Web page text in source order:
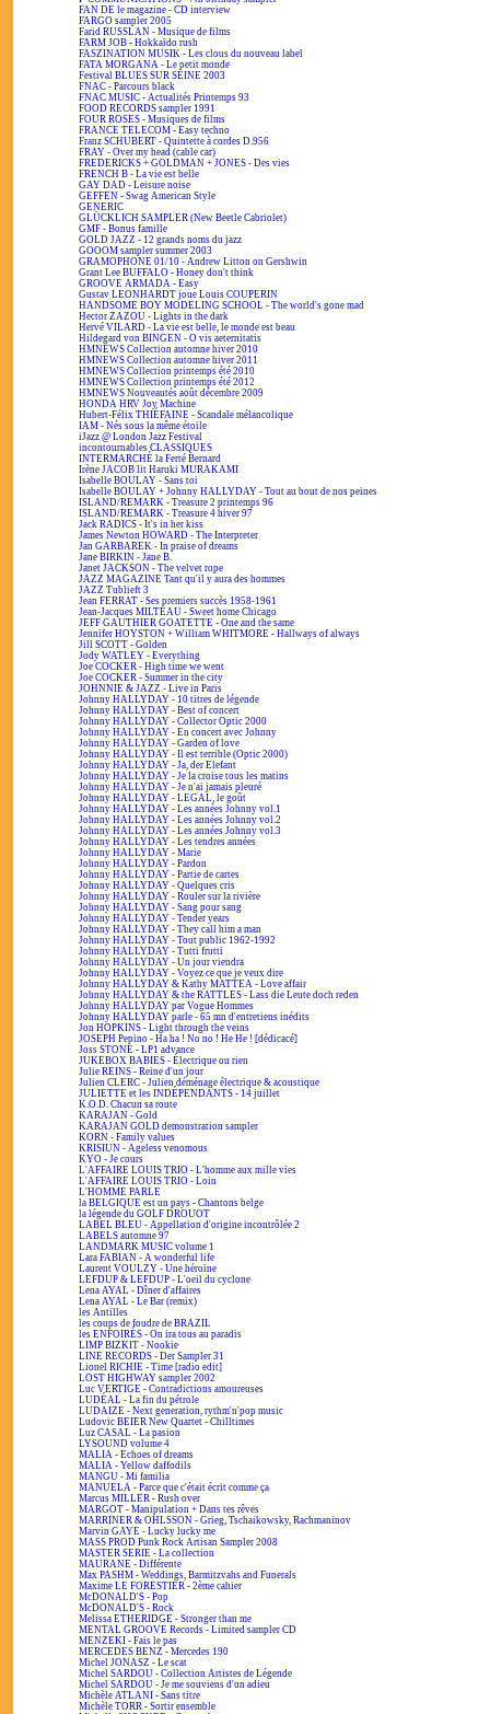
FAN DE le magazine - CD interview
FARGO sampler 2005
Farid RUSSLAN - Musique de films
FARM JOB - Hokkaïdo rush
FASZINATION MUSIK - Les clous du nouveau label
FATA MORGANA - Le petit monde
Festival BLUES SUR SEINE 2003
FNAC - Parcours black
FNAC MUSIC - Actualités Printemps 93
FOOD RECORDS sampler 1991
FOUR ROSES - Musiques de films
FRANCE TELECOM - Easy techno
Franz SCHUBERT - Quintette à cordes D.956
FRAY - Over my head (cable car)
FREDERICKS + GOLDMAN + JONES - Des vies
FRENCH B - La vie est belle
GAY DAD - Leisure noise
GEFFEN - Swag American Style
GENERIC
GLÜCKLICH SAMPLER (New Beetle Cabriolet)
GMF - Bonus famille
GOLD JAZZ - 12 grands noms du jazz
GOOOM sampler summer 2003
GRAMOPHONE 01/10 - Andrew Litton on Gershwin
Grant Lee BUFFALO - Honey don't think
GROOVE ARMADA - Easy
Gustav LEONHARDT joue Louis COUPERIN
HANDSOME BOY MODELING SCHOOL - The world's gone mad
Hector ZAZOU - Lights in the dark
Hervé VILARD - La vie est belle, le monde est beau
Hildegard von BINGEN - O vis aeternitatis
HMNEWS Collection automne hiver 2010
HMNEWS Collection automne hiver 2011
HMNEWS Collection printemps été 2010
HMNEWS Collection printemps été 2012
HMNEWS Nouveautés août décembre 2009
HONDA HRV Joy Machine
Hubert-Félix THIÉFAINE - Scandale mélancolique
IAM - Nés sous la même étoile
iJazz @ London Jazz Festival
incontournables CLASSIQUES
INTERMARCHÉ la Ferté Bernard
Irène JACOB lit Haruki MURAKAMI
Isabelle BOULAY - Sans toi
Isabelle BOULAY + Johnny HALLYDAY - Tout au bout de nos peines
ISLAND/REMARK - Treasure 2 printemps 96
ISLAND/REMARK - Treasure 4 hiver 97
Jack RADICS - It's in her kiss
James Newton HOWARD - The Interpreter
Jan GARBAREK - In praise of dreams
Jane BIRKIN - Jane B.
Janet JACKSON - The velvet rope
JAZZ MAGAZINE Tant qu'il y aura des hommes
JAZZ Tublieft 3
Jean FERRAT - Ses premiers succès 1958-1961
Jean-Jacques MILTEAU - Sweet home Chicago
JEFF GAUTHIER GOATETTE - One and the same
Jennifer HOYSTON + William WHITMORE - Hallways of always
Jill SCOTT - Golden
Jody WATLEY - Everything
Joe COCKER - High time we went
Joe COCKER - Summer in the city
JOHNNIE & JAZZ - Live in Paris
Johnny HALLYDAY - 10 titres de légende
Johnny HALLYDAY - Best of concert
Johnny HALLYDAY - Collector Optic 2000
Johnny HALLYDAY - En concert avec Johnny
Johnny HALLYDAY - Garden of love
Johnny HALLYDAY - Il est terrible (Optic 2000)
Johnny HALLYDAY - Ja, der Elefant
Johnny HALLYDAY - Je la croise tous les matins
Johnny HALLYDAY - Je n'ai jamais pleuré
Johnny HALLYDAY - LEGAL, le goût
Johnny HALLYDAY - Les années Johnny vol.1
Johnny HALLYDAY - Les années Johnny vol.2
Johnny HALLYDAY - Les années Johnny vol.3
Johnny HALLYDAY - Les tendres années
Johnny HALLYDAY - Marie
Johnny HALLYDAY - Pardon
Johnny HALLYDAY - Partie de cartes
Johnny HALLYDAY - Quelques cris
Johnny HALLYDAY - Rouler sur la rivière
Johnny HALLYDAY - Sang pour sang
Johnny HALLYDAY - Tender years
Johnny HALLYDAY - They call him a man
Johnny HALLYDAY - Tout public 1962-1992
Johnny HALLYDAY - Tutti frutti
Johnny HALLYDAY - Un jour viendra
Johnny HALLYDAY - Voyez ce que je veux dire
Johnny HALLYDAY & Kathy MATTEA - Love affair
Johnny HALLYDAY & the RATTLES - Lass die Leute doch reden
Johnny HALLYDAY par Vogue Hommes
Johnny HALLYDAY parle - 65 mn d'entretiens inédits
Jon HOPKINS - Light through the veins
JOSEPH Pepino - Ha ha ! No no ! He He ! [dédicacé]
Joss STONE - LP1 advance
JUKEBOX BABIES - Électrique ou rien
Julie REINS - Reine d'un jour
Julien CLERC - Julien déménage électrique & acoustique
JULIETTE et les INDÉPENDANTS - 14 juillet
K.O.D. Chacun sa route
KARAJAN - Gold
KARAJAN GOLD demonstration sampler
KORN - Family values
KRISIUN - Ageless venomous
KYO - Je cours
L'AFFAIRE LOUIS TRIO - L'homme aux mille vies
L'AFFAIRE LOUIS TRIO - Loin
L'HOMME PARLE
la BELGIQUE est un pays - Chantons belge
la légende du GOLF DROUOT
LABEL BLEU - Appellation d'origine incontrôlée 2
LABELS automne 97
LANDMARK MUSIC volume 1
Lara FABIAN - A wonderful life
Laurent VOULZY - Une héroïne
LEFDUP & LEFDUP - L'oeil du cyclone
Lena AYAL - Dîner d'affaires
Lena AYAL - Le Bar (remix)
les Antilles
les coups de foudre de BRAZIL
les ENFOIRÉS - On ira tous au paradis
LIMP BIZKIT - Nookie
LINE RECORDS - Der Sampler 31
Lionel RICHIE - Time [radio edit]
LOST HIGHWAY sampler 2002
Luc VERTIGE - Contradictions amoureuses
LUDÉAL - La fin du pétrole
LUDAIZE - Next generation, rythm'n'pop music
Ludovic BEIER New Quartet - Chilltimes
Luz CASAL - La pasion
LYSOUND volume 4
MALIA - Echoes of dreams
MALIA - Yellow daffodils
MANGU - Mi familia
MANUELA - Parce que c'était écrit comme ça
Marcus MILLER - Rush over
MARGOT - Manipulation + Dans tes rêves
MARRINER & OHLSSON - Grieg, Tschaikowsky, Rachmaninov
Marvin GAYE - Lucky lucky me
MASS PROD Punk Rock Artisan Sampler 2008
MASTER SERIE - La collection
MAURANE - Différente
Max PASHM - Weddings, Barmitzvahs and Funerals
Maxime LE FORESTIER - 2ème cahier
McDONALD'S - Pop
McDONALD'S - Rock
Melissa ETHERIDGE - Stronger than me
MENTAL GROOVE Records - Limited sampler CD
MENZEKI - Fais le pas
MERCEDES BENZ - Mercedes 190
Michel JONASZ - Le scat
Michel SARDOU - Collection Artistes de Légende
Michel SARDOU - Je me souviens d'un adieu
Michèle ATLANI - Sans titre
Michèle TORR - Sortir ensemble